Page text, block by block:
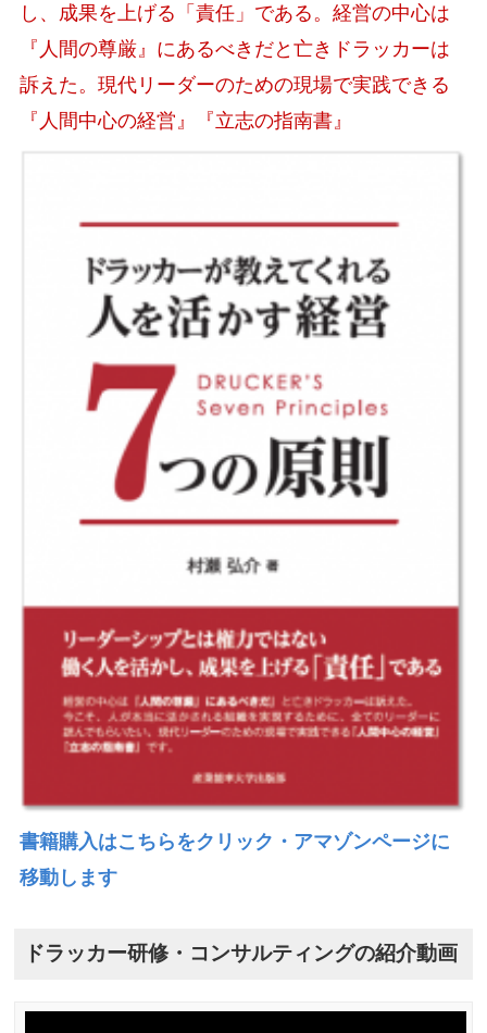
し、成果を上げる「責任」である。経営の中心は
『人間の尊厳』にあるべきだと亡きドラッカーは
訴えた。現代リーダーのための現場で実践できる
『人間中心の経営』『立志の指南書』
書籍購入はこちらをクリック・アマゾンページに
移動します
ドラッカー研修・コンサルティングの紹介動画